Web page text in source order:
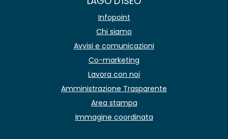
Infopoint
Chi siamo
Avvisi e comunicazioni
Co-marketing
Lavora con noi
Amministrazione Trasparente
Area stampa
Immagine coordinata